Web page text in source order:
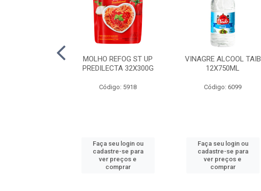
MOLHO REFOG ST UP
PREDILECTA 32X300G
Código: 5918
Faça seu login ou
cadastre-se para
ver preços e
comprar
VINAGRE ALCOOL TAIB
12X750ML
Código: 6099
Faça seu login ou
cadastre-se para
ver preços e
comprar